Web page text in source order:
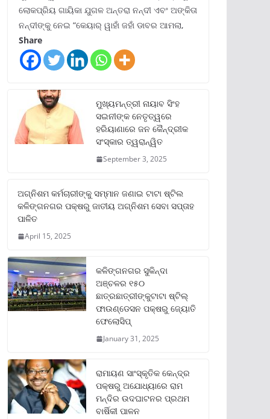
ଲୋକପ୍ରିୟ ଗାୟିକା ଯୁଗଳ ଅନ୍ତରା ନନ୍ଦୀ ଏବଂ ଅଙ୍କିତା
ନନ୍ଦୀଙ୍କୁ ନେଇ “କେୟାର୍ ୱାହାଁ ଜହାଁ ଡାବର ଆମଲା,
Share
ମୁଖ୍ୟମନ୍ତ୍ରୀ ନାୟାବ ସିଂହ
ସଇନୀଙ୍କ ନେତୃତ୍ୱରେ
ହରିୟାଣାରେ ଜନ କୈନ୍ଦ୍ରୀକ
ସଂସ୍କାର ତ୍ୱରାନ୍ୱିତ
September 3, 2025
ଅଗ୍ନିଶମ କର୍ମଚାରୀଙ୍କୁ ସମ୍ମାନ ଜଣାଇ ଟାଟା ଷ୍ଟିଲ
କଳିଙ୍ଗନଗର ପକ୍ଷରୁ ଜାତୀୟ ଅଗ୍ନିଶମ ସେବା ସପ୍ତାହ
ପାଳିତ
April 15, 2025
କଳିଙ୍ଗନଗର ସୁକିନ୍ଦା
ଅଞ୍ଚଳର ୧୫୦
ଛାତ୍ରଛାତ୍ରୀଙ୍କୁଟାଟା ଷ୍ଟିଲ୍
ଫାଉଣ୍ଡେସନ ପକ୍ଷରୁ ଜ୍ୟୋତି
ଫେଲୋସିପ୍‌
January 31, 2025
ରାମାୟଣ ସାଂସ୍କୃତିକ କେନ୍ଦ୍ର
ପକ୍ଷରୁ ଅଯୋଧ୍ୟାରେ ରାମ
ମନ୍ଦିର ଉଦଘାଟନର ପ୍ରଥମ
ବାର୍ଷିକୀ ପାଳନ